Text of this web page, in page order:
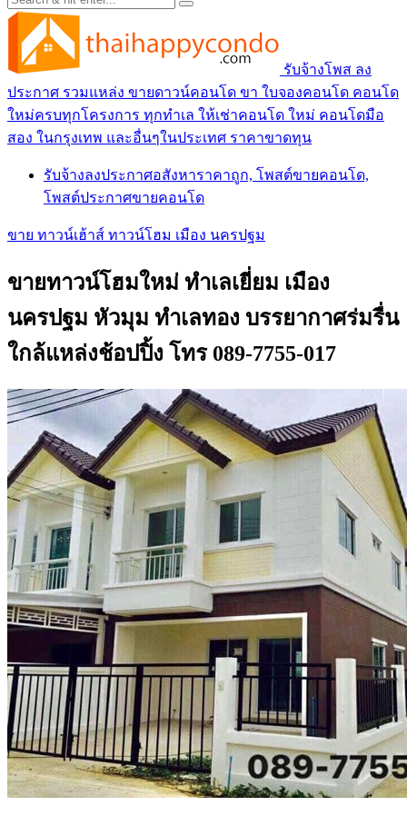
รับจ้างโพส ลง
ประกาศ รวมแหล่ง ขายดาวน์คอนโด ขา ใบจองคอนโด คอนโด
ใหม่ครบทุกโครงการ ทุกทำเล ให้เช่าคอนโด ใหม่ คอนโดมือ
สอง ในกรุงเทพ และอื่นๆในประเทศ ราคาขาดทุน
รับจ้างลงประกาศอสังหาราคาถูก, โพสต์ขายคอนโด,
โพสต์ประกาศขายคอนโด
ขาย ทาวน์เฮ้าส์ ทาวน์โฮม เมือง นครปฐม
ขายทาวน์โฮมใหม่ ทำเลเยี่ยม เมือง
นครปฐม หัวมุม ทำเลทอง บรรยากาศร่มรื่น
ใกล้แหล่งช้อปปิ้ง โทร 089-7755-017